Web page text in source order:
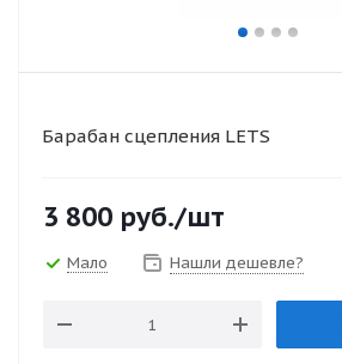
Барабан сцепления LETS
3 800 руб./шт
Мало Нашли дешевле?